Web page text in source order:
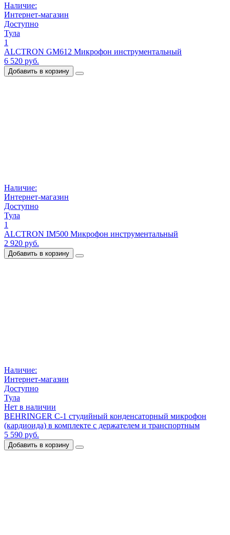
Наличие:
Интернет-магазин
Доступно
Тула
1
ALCTRON GM612 Микрофон инструментальный
6 520 руб.
Добавить в корзину
Наличие:
Интернет-магазин
Доступно
Тула
1
ALCTRON IM500 Микрофон инструментальный
2 920 руб.
Добавить в корзину
Наличие:
Интернет-магазин
Доступно
Тула
Нет в наличии
BEHRINGER C-1 студийный конденсаторный микрофон
(кардиоида) в комплекте с держателем и транспортным
5 590 руб.
Добавить в корзину